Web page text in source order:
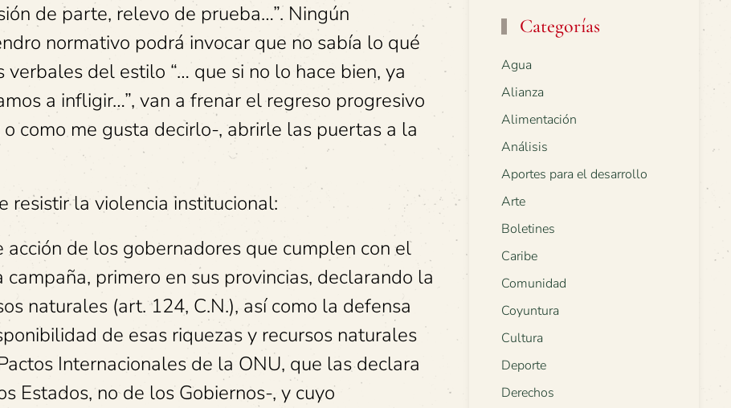
de parte, relevo de prueba…”. Ningún
normativo podrá invocar que no sabía lo qué
verbales del estilo “… que si no lo hace bien, ya
a infligir…”, van a frenar el regreso progresivo
como me gusta decirlo-, abrirle las puertas a la
resistir la violencia institucional:
de los gobernadores que cumplen con el
primero en sus provincias, declarando la
naturales (art. 124, C.N.), así como la defensa
de esas riquezas y recursos naturales
Internacionales de la ONU, que las declara
Estados, no de los Gobiernos-, y cuyo
Categorías
Agua
Alianza
Alimentación
Análisis
Aportes para el desarrollo
Arte
Boletines
Caribe
Comunidad
Coyuntura
Cultura
Deporte
Derechos